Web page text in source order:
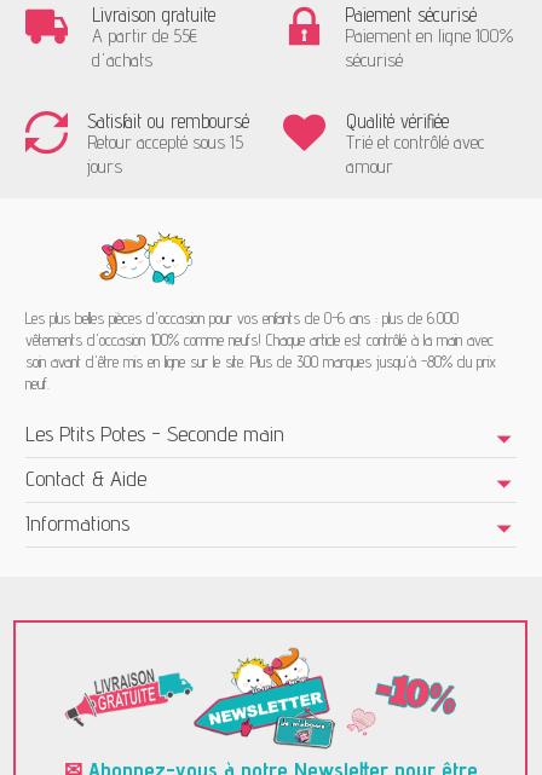
Livraison gratuite
A partir de 55€
d'achats
Paiement sécurisé
Paiement en ligne 100%
sécurisé
Satisfait ou remboursé
Retour accepté sous 15
jours
Qualité vérifiée
Trié et contrôlé avec
amour
Les plus belles pièces d'occasion pour vos enfants de 0-6 ans : plus de 6.000
vêtements d'occasion 100% comme neufs! Chaque article est contrôlé à la main avec
soin avant d'être mis en ligne sur le site. Plus de 300 marques jusqu'à -80% du prix
neuf.
Les Ptits Potes - Seconde main
Contact & Aide
Informations